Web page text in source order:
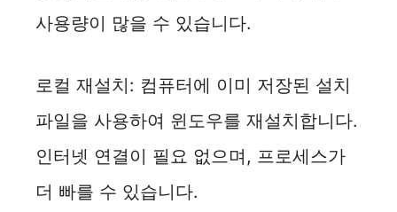
사용량이 많을 수 있습니다.
로컬 재설치: 컴퓨터에 이미 저장된 설치
파일을 사용하여 윈도우를 재설치합니다.
인터넷 연결이 필요 없으며, 프로세스가
더 빠를 수 있습니다.